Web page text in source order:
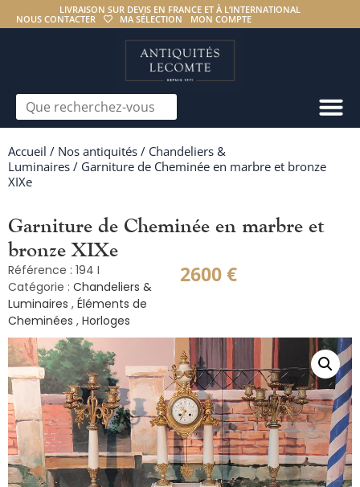
LIVRAISON SUR DEVIS EN FRANCE ET À L’INTERNATIONAL
NOUS CONTACTER
MA SÉLECTION MON COMPTE
Accueil / Nos antiquités / Chandeliers &
Luminaires / Garniture de Cheminée en marbre et bronze
XIXe
Garniture de Cheminée en marbre et
bronze XIXe
Référence : 194 I
Catégorie : Chandeliers &
Luminaires , Éléments de
Cheminées , Horloges
2600€